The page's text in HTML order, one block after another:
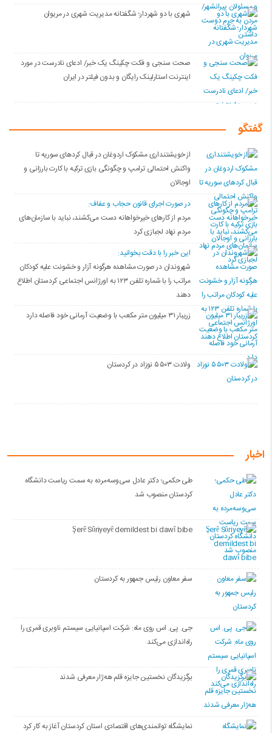
شهری با دو شهردار؛ شگفتانه مدیریت شهری در مریوان
صحت سنجی و فکت چکینگ یک خبر/ ادعای نادرست در مورد
اینترنت استارلینک رایگان و بدون فیلتر در ایران
گفتگو
از خویشتنداری مشکوک اردوغان در قبال کردهای سوریه تا
واکنش احتمالی ترامپ و چگونگی بازی ترکیه با کارت بارزانی و
اوجالان
در صورت اجرای قانون حجاب و عفاف:
مردم از کارهای خیرخواهانه دست می‌کشند، نباید با سازمان‌های
مردم نهاد لجبازی کرد
این خبر را با دقت بخوانید:
شهروندان در صورت مشاهده هرگونه آزار و خشونت علیه کودکان
مراتب را با شماره تلفن ۱۲۳ به اورژانس اجتماعی کردستان اطلاع
دهند
زریبار ۳۱ میلیون متر مکعب با وضعیت آرمانی خود فاصله دارد
ولادت ۵۵۰۳ نوزاد در کردستان
اخبار
طی حکمی؛ دکتر عادل سی‌وسه‌مرده به سمت ریاست دانشگاه
کردستان منصوب شد
Şerê Sûriyeyê demildest bi dawî bibe
سفر معاون رئیس جمهور به کردستان
جی. پی. اس روی ماه: شرکت اسپانیایی سیستم ناوبری قمری را
راه‌اندازی می‌کند
برگزیدگان نخستین جایزه قلم هه‌ژار معرفی شدند
نمایشگاه توانمندی‌های اقتصادی استان کردستان آغاز به کار کرد